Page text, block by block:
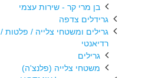
בן מרי קר - שירות עצמי
גרידלים צדפה
גרילים ומשטחי צלייה / פלטות /
רדיאנטי
גרילים
משטחי צלייה (פלנצ'ה)